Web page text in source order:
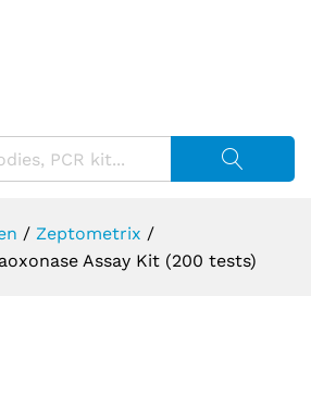
/ Zeptometrix /
Assay Kit (200 tests)